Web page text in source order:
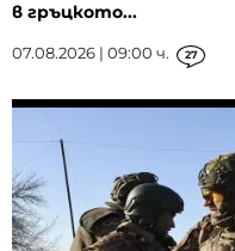
в гръцкото...
07.08.2026 | 09:00 ч. 27